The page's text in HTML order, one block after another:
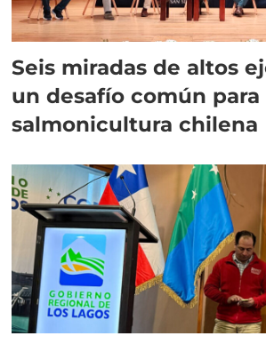
Seis miradas de altos
un desafío común para
salmonicultura chilena